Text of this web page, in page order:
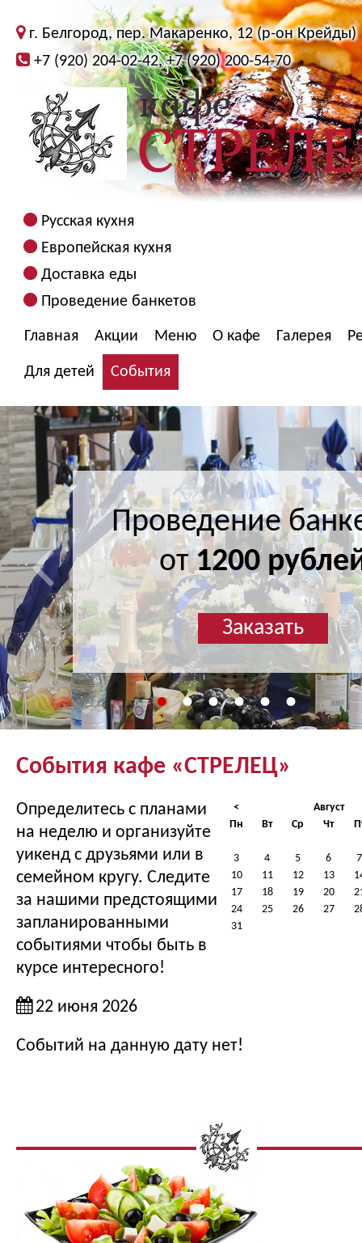
г. Белгород, пер. Макаренко, 12 (р-он Крейды)
+7 (920) 204-02-42, +7 (920) 200-54-70
Русская кухня
Европейская кухня
Доставка еды
Проведение банкетов
Главная Акции Меню О кафе Галерея
Для детей События
Проведение
от1200
Заказать
Проведение
от1200
Заказать
События кафе «СТРЕЛЕЦ»
<
Август
Пн
Вт Ср Чт
3 4 5 6
7
10
11 12 13
17
18 19 20
24
25 26 27
31
Определитесь с планами
на неделю и организуйте
уикенд с друзьями или в
семейном кругу. Следите
за нашими предстоящими
запланированными
событиями чтобы быть в
курсе интересного!
22 июня 2026
Событий на данную дату нет!